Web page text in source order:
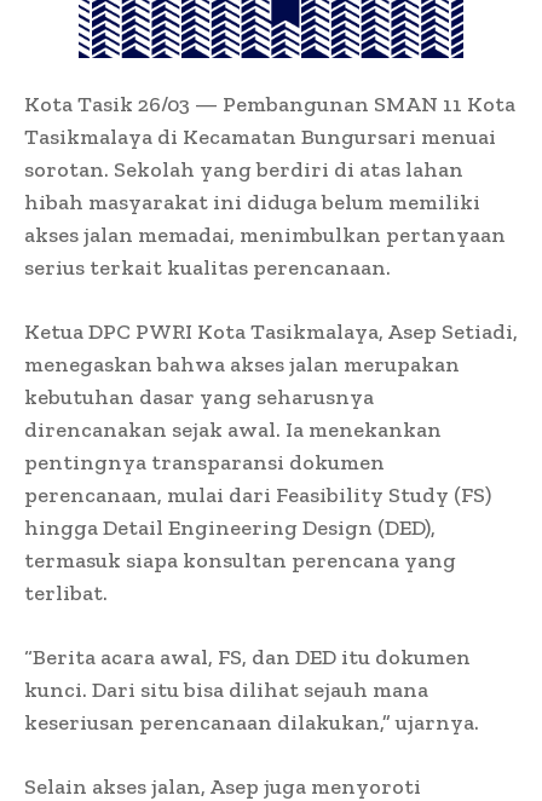
Kota Tasik 26/03 — Pembangunan SMAN 11 Kota
Tasikmalaya di Kecamatan Bungursari menuai
sorotan. Sekolah yang berdiri di atas lahan
hibah masyarakat ini diduga belum memiliki
akses jalan memadai, menimbulkan pertanyaan
serius terkait kualitas perencanaan.
Ketua DPC PWRI Kota Tasikmalaya, Asep Setiadi,
menegaskan bahwa akses jalan merupakan
kebutuhan dasar yang seharusnya
direncanakan sejak awal. Ia menekankan
pentingnya transparansi dokumen
perencanaan, mulai dari Feasibility Study (FS)
hingga Detail Engineering Design (DED),
termasuk siapa konsultan perencana yang
terlibat.
“Berita acara awal, FS, dan DED itu dokumen
kunci. Dari situ bisa dilihat sejauh mana
keseriusan perencanaan dilakukan,” ujarnya.
Selain akses jalan, Asep juga menyoroti